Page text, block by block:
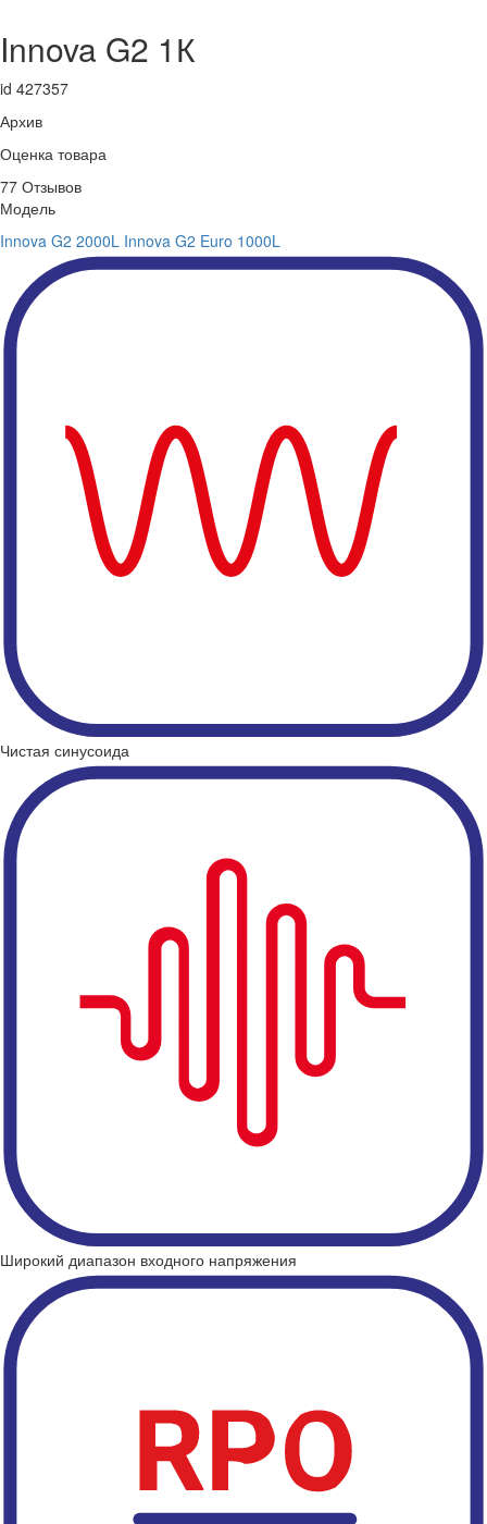
Innova G2 1К
id 427357
Архив
Оценка товара
77 Отзывов
Модель
Innova G2 2000L Innova G2 Euro 1000L
Чистая синусоида
Широкий диапазон входного напряжения